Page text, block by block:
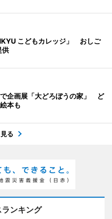
こどもカレッジ」 おしご
供
企画展「大どろぼうの家」 ど
本も
る
ンキング